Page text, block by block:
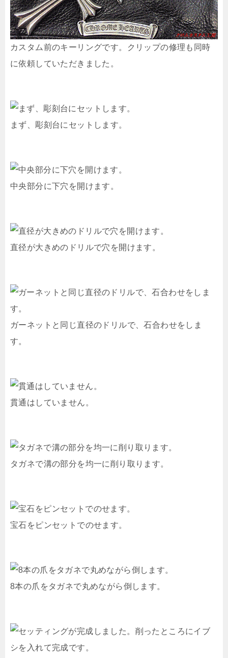
カスタム前のキーリングです。クリップの修理も同時
に依頼していただきました。
まず、彫刻台にセットします。
中央部分に下穴を開けます。
直径が大きめのドリルで穴を開けます。
ガーネットと同じ直径のドリルで、石合わせをしま
す。
貫通はしていません。
タガネで溝の部分を均一に削り取ります。
宝石をピンセットでのせます。
8本の爪をタガネで丸めながら倒します。